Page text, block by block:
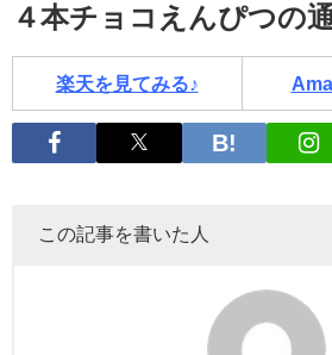
４本チョコえんぴつの
楽天を見てみる♪
この記事を書いた人